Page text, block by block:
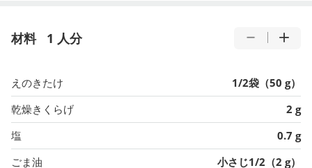
材料 1 人分
えのきたけ
1/2袋（50 g）
乾燥きくらげ
2 g
塩
0.7 g
ごま油
小さじ1/2（2 g）